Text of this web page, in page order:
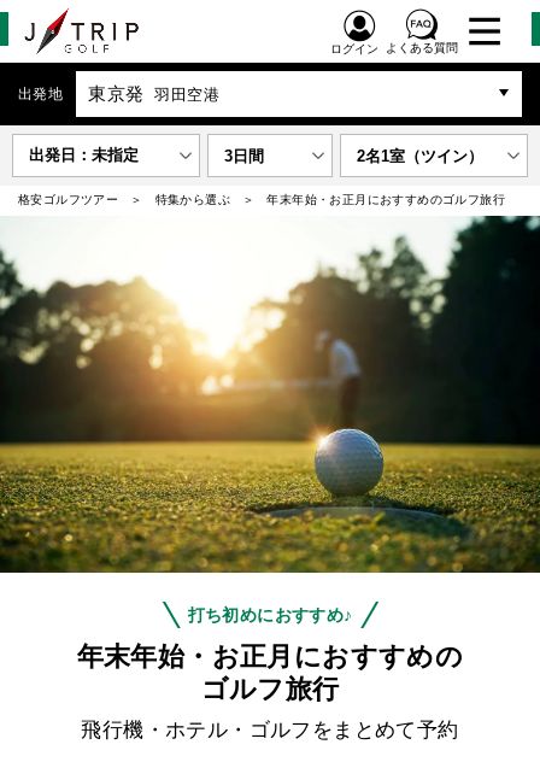
ログイン よくある質問
出発地 東京発 羽田空港
出発日：未指定 3日間 2名1室（ツイン）
格安ゴルフツアー 特集から選ぶ 年末年始・お正月におすすめのゴルフ旅行
打ち初めにおすすめ♪
年末年始・お正月におすすめの
ゴルフ旅行
飛行機・ホテル・ゴルフをまとめて予約